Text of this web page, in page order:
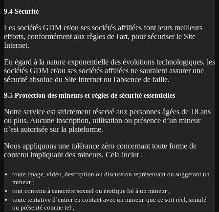
9.4 Sécurité
Les sociétés GDM et/ou ses sociétés affiliées font leurs meilleurs
efforts, conformément aux règles de l'art, pour sécuriser le Site
Internet.
Eu égard à la nature exponentielle des évolutions technologiques, les
sociétés GDM et/ou ses sociétés affiliées ne sauraient assurer une
sécurité absolue du Site Internet ou l'absence de faille.
9.5 Protection des mineurs et règles de sécurité essentielles
Notre service est strictement réservé aux personnes âgées de 18 ans
ou plus. Aucune inscription, utilisation ou présence d’un mineur
n’est autorisée sur la plateforme.
Nous appliquons une tolérance zéro concernant toute forme de
contenu impliquant des mineurs. Cela inclut :
toute image, vidéo, description ou discussion représentant ou suggérant un
mineur ;
tout contenu à caractère sexuel ou érotique lié à un mineur ;
toute tentative d’entrer en contact avec un mineur, que ce soit réel, simulé
ou présenté comme tel ;